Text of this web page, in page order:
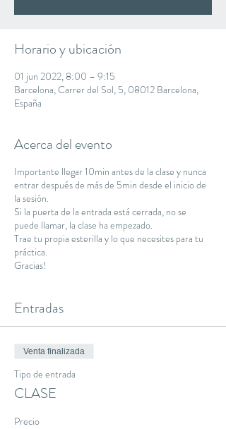
Horario y ubicación
01 jun 2022, 8:00 – 9:15
Barcelona, Carrer del Sol, 5, 08012 Barcelona,
España
Acerca del evento
Importante llegar 10min antes de la clase y nunca
entrar después de más de 5min desde el inicio de
la sesión.
Si la puerta de la entrada está cerrada, no se
puede llamar, la clase ha empezado.
Trae tu propia esterilla y lo que necesites para tu
práctica.
Gracias!
Entradas
Venta finalizada
Tipo de entrada
CLASE
Precio